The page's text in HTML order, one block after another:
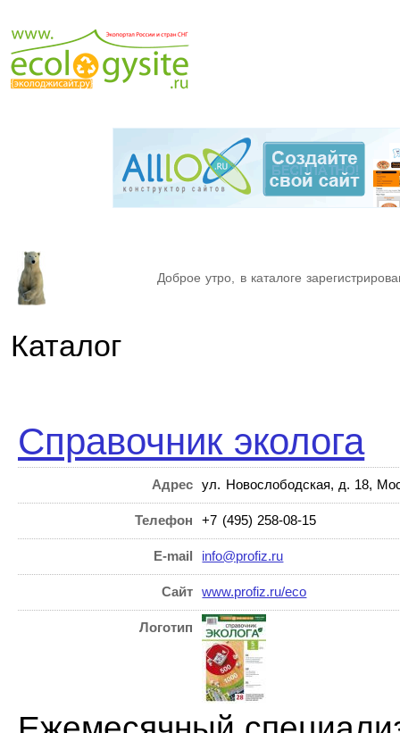
Доброе утро, в каталоге
Каталог
Справочник эколога
Адрес ул. Новослободская, д. 18,
Телефон +7 (495) 258-08-15
E-mail info@profiz.ru
Сайт www.profiz.ru/eco
Логотип